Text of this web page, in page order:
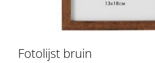
Fotolijst bruin